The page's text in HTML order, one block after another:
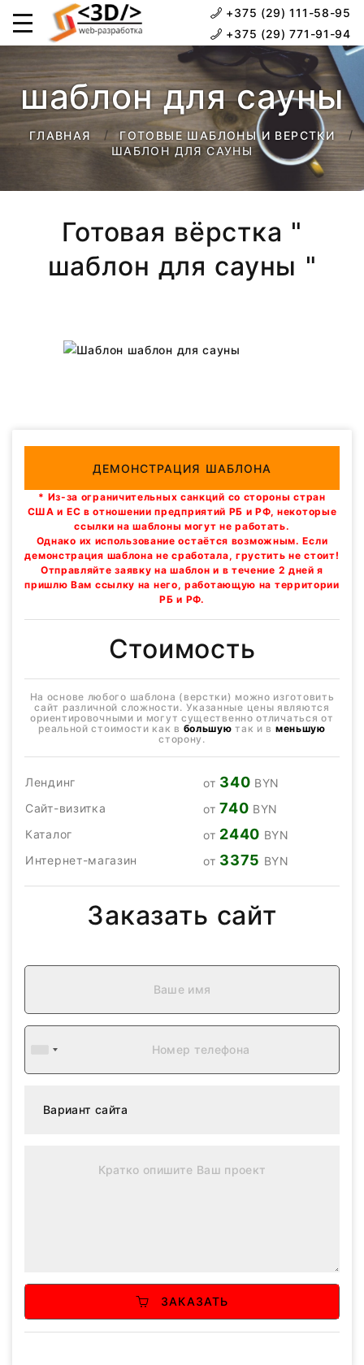
+375 (29) 111-58-95
+375 (29) 771-91-94
шаблон для сауны
ГЛАВНАЯ
ГОТОВЫЕ ШАБЛОНЫ И ВЕРСТКИ
ШАБЛОН ДЛЯ САУНЫ
Готовая вёрстка "
шаблон для сауны "
ДЕМОНСТРАЦИЯ ШАБЛОНА
* Из-за ограничительных санкций со стороны стран
США и ЕС в отношении предприятий РБ и РФ, некоторые
ссылки на шаблоны могут не работать.
Однако их использование остаётся возможным. Если
демонстрация шаблона не сработала, грустить не стоит!
Отправляйте заявку на шаблон и в течение 2 дней я
пришлю Вам ссылку на него, работающую на территории
РБ и РФ.
Стоимость
На основе любого шаблона (верстки) можно изготовить
сайт различной сложности. Указанные цены являются
ориентировочными и могут существенно отличаться от
реальной стоимости как в большую так и в меньшую
сторону.
Лендинг от 340 BYN
Сайт-визитка
от740 BYN
Каталог
от 2440 BYN
Интернет-магазин
от 3375 BYN
Заказать сайт
ЗАКАЗАТЬ